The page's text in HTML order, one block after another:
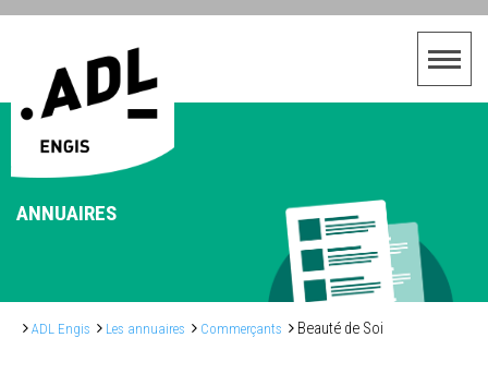
ANNUAIRES
ADL Engis Les annuaires Commerçants Beauté de Soi